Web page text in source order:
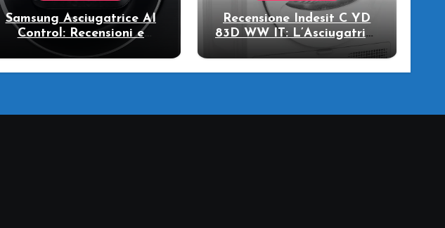
Samsung Asciugatrice AI
Control: Recensioni e
vantaggi del modello
pompa di calore
Recensione Indesit C YD
83D WW IT: L’Asciugatrice
a Pompa di Calore per il
Tuo Benessere